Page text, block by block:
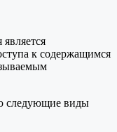
к содержащимся
следующие виды